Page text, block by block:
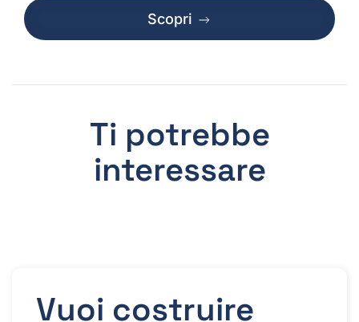
Scopri
Ti potrebbe
interessare
Vuoi costruire